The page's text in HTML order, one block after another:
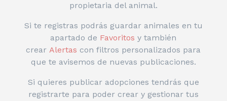
propietaria del animal.
Si te registras podrás guardar animales en tu
apartado de Favoritos y también
crear Alertas con filtros personalizados para
que te avisemos de nuevas publicaciones.
Si quieres publicar adopciones tendrás que
registrarte para poder crear y gestionar tus